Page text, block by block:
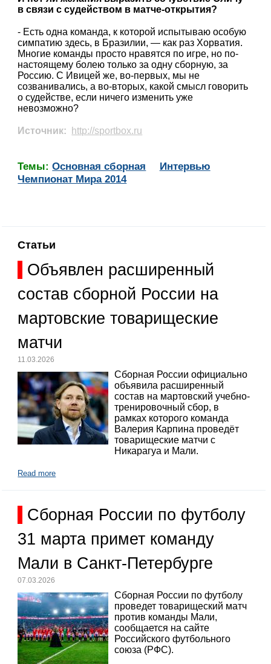
в связи с судейством в матче-открытия?
- Есть одна команда, к которой испытываю особую
симпатию здесь, в Бразилии, — как раз Хорватия.
Многие команды просто нравятся по игре, но по-
настоящему болею только за одну сборную, за
Россию. С Ивицей же, во-первых, мы не
созванивались, а во-вторых, какой смысл говорить
о судействе, если ничего изменить уже
невозможно?
Источник: http://sportbox.ru
Темы:Основная сборная
Интервью
Чемпионат Мира 2014
Статьи
Объявлен расширенный
состав сборной России на
мартовские товарищеские
матчи
11.03.2026
Сборная России официально
объявила расширенный
состав на мартовский учебно-
тренировочный сбор, в
рамках которого команда
Валерия Карпина проведёт
товарищеские матчи с
Никарагуа и Мали.
Read more
Сборная России по футболу
31 марта примет команду
Мали в Санкт-Петербурге
07.03.2026
Сборная России по футболу
проведет товарищеский матч
против команды Мали,
сообщается на сайте
Российского футбольного
союза (РФС).